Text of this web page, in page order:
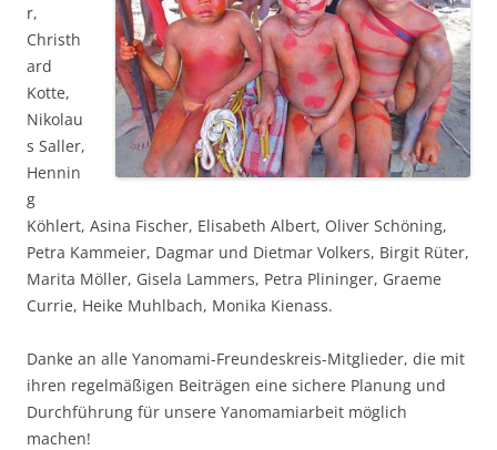
r,
Christh
ard
Kotte,
Nikolau
s Saller,
Hennin
g
Köhlert, Asina Fischer, Elisabeth Albert, Oliver Schöning,
Petra Kammeier, Dagmar und Dietmar Volkers, Birgit Rüter,
Marita Möller, Gisela Lammers, Petra Plininger, Graeme
Currie, Heike Muhlbach, Monika Kienass.
Danke an alle Yanomami-Freundeskreis-Mitglieder, die mit
ihren regelmäßigen Beiträgen eine sichere Planung und
Durchführung für unsere Yanomamiarbeit möglich
machen!